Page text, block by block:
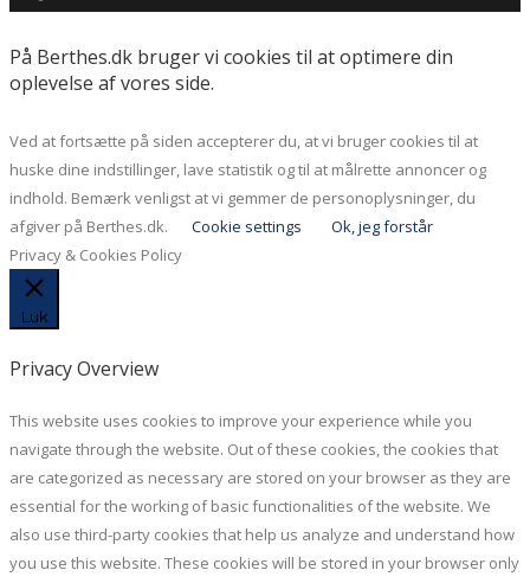
På Berthes.dk bruger vi cookies til at optimere din
oplevelse af vores side.
Ved at fortsætte på siden accepterer du, at vi bruger cookies til at
huske dine indstillinger, lave statistik og til at målrette annoncer og
indhold. Bemærk venligst at vi gemmer de personoplysninger, du
afgiver på Berthes.dk.
Cookie settings
Ok, jeg forstår
Privacy & Cookies Policy
Luk
Privacy Overview
This website uses cookies to improve your experience while you
navigate through the website. Out of these cookies, the cookies that
are categorized as necessary are stored on your browser as they are
essential for the working of basic functionalities of the website. We
also use third-party cookies that help us analyze and understand how
you use this website. These cookies will be stored in your browser only